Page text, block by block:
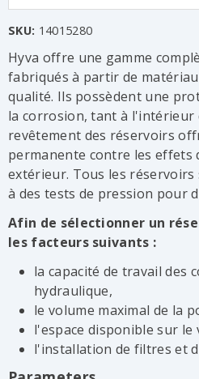
SKU: 14015280
Hyva offre une gamme
fabriqués à partir de
qualité. Ils possèdent une
la corrosion, tant à l'intérieur
revêtement des réservoirs
permanente contre les effets
extérieur. Tous les
à des tests de pression pour
Afin de sélectionner un
les facteurs suivants :
la capacité de travail des
hydraulique,
le volume maximal de la
l'espace disponible sur le
l'installation de filtres et